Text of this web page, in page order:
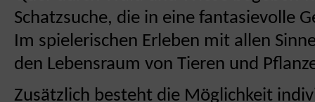
Schatzsuche, die in eine fantasievolle
Im spielerischen Erleben mit allen
den Lebensraum von Tieren und
Zusätzlich besteht die Möglichkeit